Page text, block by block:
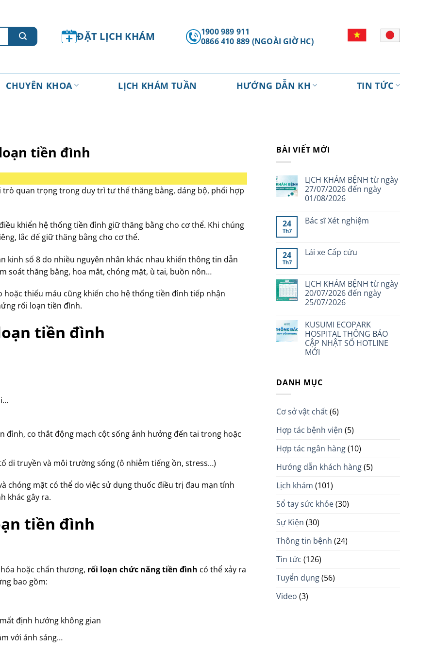
ĐẶT LỊCH KHÁM
1900 989 911
0866 410 889 (NGOÀI GIỜ HC)
CHUYÊN KHOA LỊCH KHÁM TUẦN HƯỚNG DẪN KH TIN TỨC
tiền đình
quan trọng trong duy trì tư thế thăng bằng, dáng bộ, phối hợp
khiển hệ thống tiền đình giữ thăng bằng cho cơ thể. Khi chúng
lắc để giữ thăng bằng cho cơ thể.
số 8 do nhiều nguyên nhân khác nhau khiến thông tin dẫn
soát thăng bằng, hoa mắt, chóng mặt, ù tai, buồn nôn…
thiếu máu cũng khiến cho hệ thống tiền đình tiếp nhận
rối loạn tiền đình.
tiền đình
đình, co thắt động mạch cột sống ảnh hưởng đến tai trong hoặc
di truyền và môi trường sống (ô nhiễm tiếng ồn, stress…)
chóng mặt có thể do việc sử dụng thuốc điều trị đau mạn tính
khác gây ra.
tiền đình
hoặc chấn thương, rối loạn chức năng tiền đình có thể xảy ra
bao gồm:
định hướng không gian
với ánh sáng…
BÀI VIẾT MỚI
LỊCH KHÁM BỆNH từ ngày
27/07/2026 đến ngày
01/08/2026
24
Th7
Bác sĩ Xét nghiệm
24
Th7
Lái xe Cấp cứu
LỊCH KHÁM BỆNH từ ngày
20/07/2026 đến ngày
25/07/2026
KUSUMI ECOPARK
HOSPITAL THÔNG BÁO
CẬP NHẬT SỐ HOTLINE
MỚI
DANH MỤC
Cơ sở vật chất(6)
Hợp tác bệnh viện (5)
Hợp tác ngân hàng(10)
Hướng dẫn khách hàng(5)
Lịch khám (101)
Sổ tay sức khỏe(30)
Sự Kiện (30)
Thông tin bệnh (24)
Tin tức (126)
Tuyển dụng(56)
Video (3)